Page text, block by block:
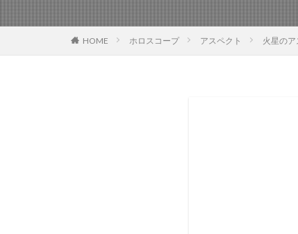
HOME ホロスコープ アスペクト 火星の